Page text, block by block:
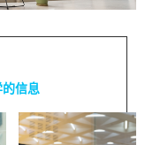
信息